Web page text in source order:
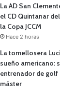
La AD San
el CD Quintanar
la Copa JCCM
Hace 2 horas
La tomellosera
sueño americano:
entrenador de golf
máster